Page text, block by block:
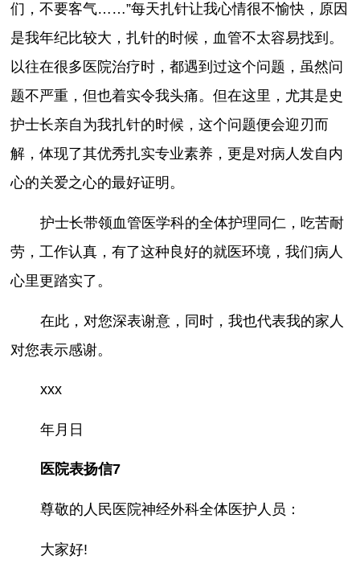
们，不要客气……”每天扎针让我心情很不愉快，原因
是我年纪比较大，扎针的时候，血管不太容易找到。
以往在很多医院治疗时，都遇到过这个问题，虽然问
题不严重，但也着实令我头痛。但在这里，尤其是史
护士长亲自为我扎针的时候，这个问题便会迎刃而
解，体现了其优秀扎实专业素养，更是对病人发自内
心的关爱之心的最好证明。
护士长带领血管医学科的全体护理同仁，吃苦耐
劳，工作认真，有了这种良好的就医环境，我们病人
心里更踏实了。
在此，对您深表谢意，同时，我也代表我的家人
对您表示感谢。
xxx
年月日
医院表扬信7
尊敬的人民医院神经外科全体医护人员：
大家好!